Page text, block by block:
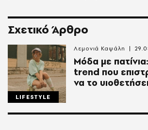
Σχετικό Άρθρο
LIFESTYLE
Μόδα με
trend που
να το
Λεμονιά Καψάλη